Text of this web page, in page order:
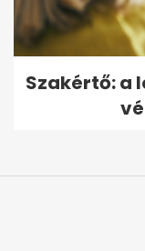
Szakértő: a